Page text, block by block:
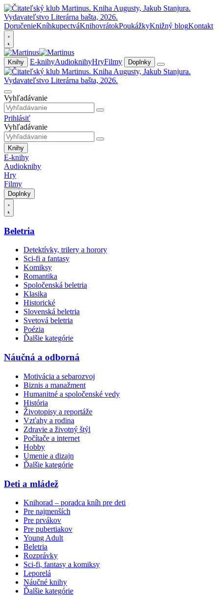
DoručenieKníhkupectváKnihovrátokPoukážkyKnižný blogKontakt
Knihy E-knihyAudioknihyHryFilmy Doplnky
Vyhľadávanie
Prihlásiť
Vyhľadávanie
Knihy
E-knihy
Audioknihy
Hry
Filmy
Doplnky
Beletria
Detektívky, trilery a horory
Sci-fi a fantasy
Komiksy
Romantika
Spoločenská beletria
Klasika
Historické
Slovenská beletria
Svetová beletria
Poézia
Ďalšie kategórie
Náučná a odborná
Motivácia a sebarozvoj
Biznis a manažment
Humanitné a spoločenské vedy
História
Životopisy a reportáže
Vzťahy a rodina
Zdravie a životný štýl
Počítače a internet
Hobby
Umenie a dizajn
Ďalšie kategórie
Deti a mládež
Knihorad – poradca kníh pre deti
Pre najmenších
Pre prvákov
Pre pubertiakov
Young Adult
Beletria
Rozprávky
Sci-fi, fantasy a komiksy
Leporelá
Náučné knihy
Ďalšie kategórie